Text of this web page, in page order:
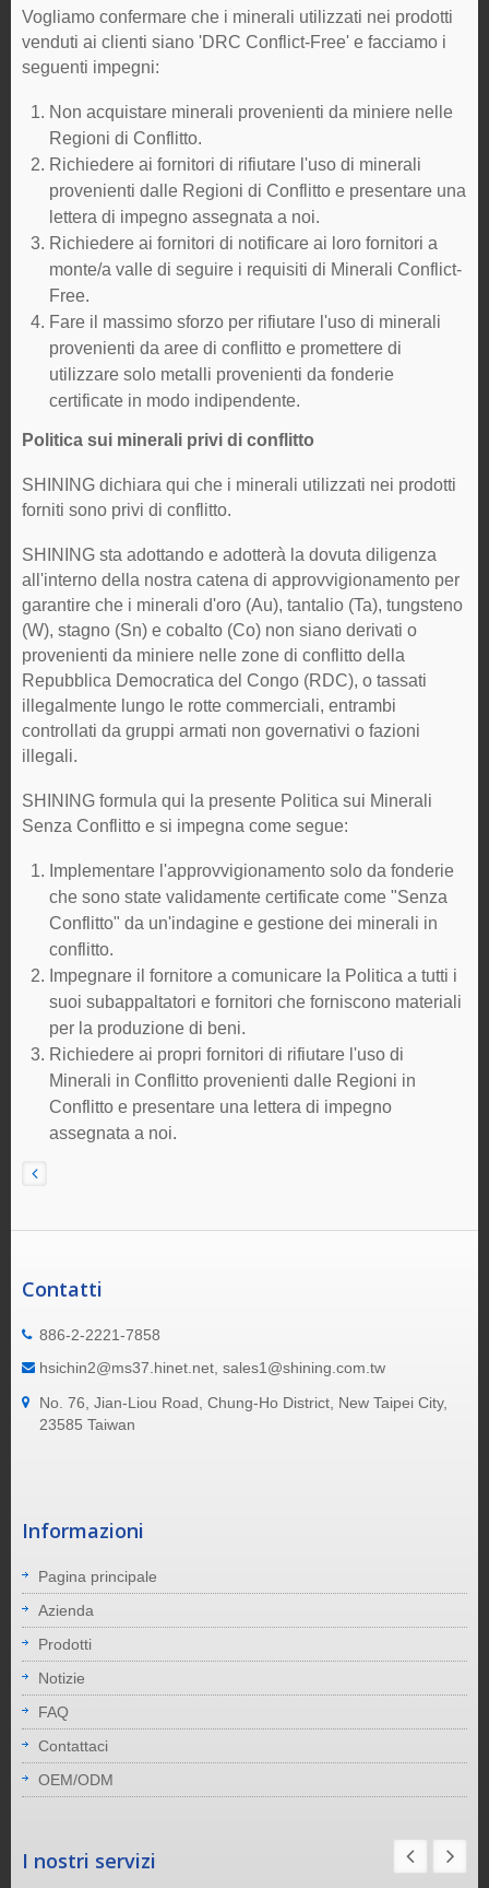
Vogliamo confermare che i minerali utilizzati nei prodotti
venduti ai clienti siano 'DRC Conflict-Free' e facciamo i
seguenti impegni:
Non acquistare minerali provenienti da miniere nelle
Regioni di Conflitto.
Richiedere ai fornitori di rifiutare l'uso di minerali
provenienti dalle Regioni di Conflitto e presentare una
lettera di impegno assegnata a noi.
Richiedere ai fornitori di notificare ai loro fornitori a
monte/a valle di seguire i requisiti di Minerali Conflict-
Free.
Fare il massimo sforzo per rifiutare l'uso di minerali
provenienti da aree di conflitto e promettere di
utilizzare solo metalli provenienti da fonderie
certificate in modo indipendente.
Politica sui minerali privi di conflitto
SHINING dichiara qui che i minerali utilizzati nei prodotti
forniti sono privi di conflitto.
SHINING sta adottando e adotterà la dovuta diligenza
all'interno della nostra catena di approvvigionamento per
garantire che i minerali d'oro (Au), tantalio (Ta), tungsteno
(W), stagno (Sn) e cobalto (Co) non siano derivati o
provenienti da miniere nelle zone di conflitto della
Repubblica Democratica del Congo (RDC), o tassati
illegalmente lungo le rotte commerciali, entrambi
controllati da gruppi armati non governativi o fazioni
illegali.
SHINING formula qui la presente Politica sui Minerali
Senza Conflitto e si impegna come segue:
Implementare l'approvvigionamento solo da fonderie
che sono state validamente certificate come "Senza
Conflitto" da un'indagine e gestione dei minerali in
conflitto.
Impegnare il fornitore a comunicare la Politica a tutti i
suoi subappaltatori e fornitori che forniscono materiali
per la produzione di beni.
Richiedere ai propri fornitori di rifiutare l'uso di
Minerali in Conflitto provenienti dalle Regioni in
Conflitto e presentare una lettera di impegno
assegnata a noi.
Contatti
886-2-2221-7858
hsichin2@ms37.hinet.net, sales1@shining.com.tw
No. 76, Jian-Liou Road, Chung-Ho District, New Taipei City,
23585 Taiwan
Informazioni
Pagina principale
Azienda
Prodotti
Notizie
FAQ
Contattaci
OEM/ODM
I nostri servizi